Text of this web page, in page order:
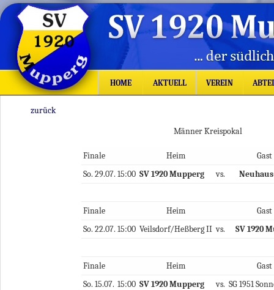
HOME AKTUELL VEREIN
zurück
Männer Kreispokal
Finale Heim
Gast
So. 29.07. 15:00 SV 1920 Mupperg vs.
Finale Heim
Gast
So. 22.07. 15:00 Veilsdorf/Heßberg II vs. SV 1920
Finale Heim
Gast
So. 15.07. 15:00 SV 1920 Mupperg vs. SG 1951